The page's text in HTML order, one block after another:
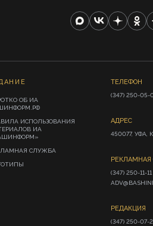
ОБ ИА
ИСПОЛЬЗОВАНИЯ
ИА
СЛУЖБА
ТЕЛЕФОН
(347) 250-05-
АДРЕС
450077, УФА,
(347) 250-11-11
РЕДАКЦИЯ
(347) 250-07-